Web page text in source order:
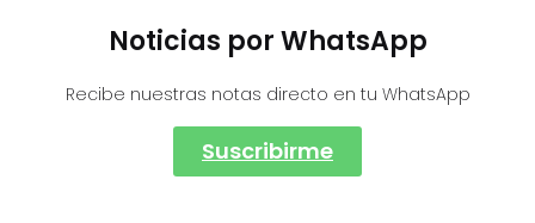
Noticias por WhatsApp
Recibe nuestras notas directo en tu WhatsApp
Suscribirme